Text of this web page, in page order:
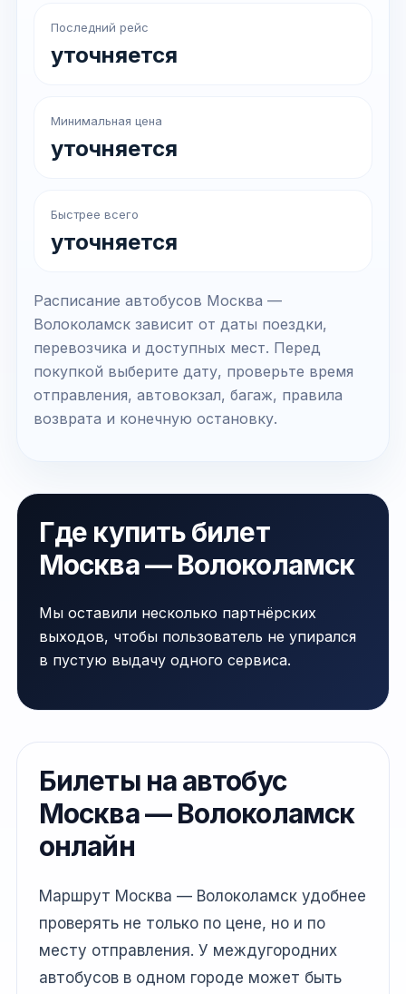
Последний рейс
уточняется
Минимальная цена
уточняется
Быстрее всего
уточняется
Расписание автобусов Москва —
Волоколамск зависит от даты поездки,
перевозчика и доступных мест. Перед
покупкой выберите дату, проверьте время
отправления, автовокзал, багаж, правила
возврата и конечную остановку.
Где купить билет
Москва — Волоколамск
Мы оставили несколько партнёрских
выходов, чтобы пользователь не упирался
в пустую выдачу одного сервиса.
Билеты на автобус
Москва — Волоколамск
онлайн
Маршрут Москва — Волоколамск удобнее
проверять не только по цене, но и по
месту отправления. У междугородних
автобусов в одном городе может быть